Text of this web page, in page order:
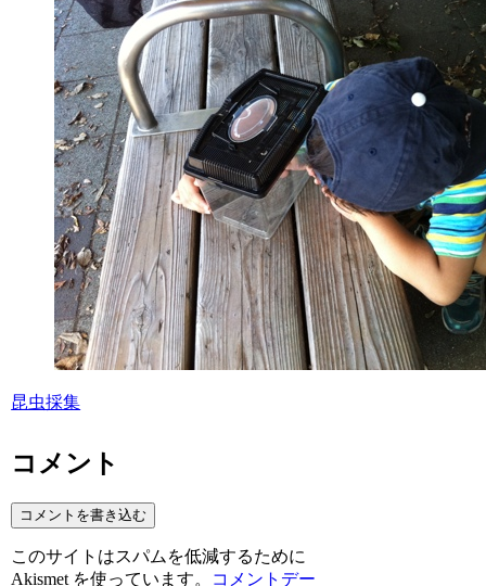
昆虫採集
コメント
コメントを書き込む
このサイトはスパムを低減するために
Akismet を使っています。
コメントデー